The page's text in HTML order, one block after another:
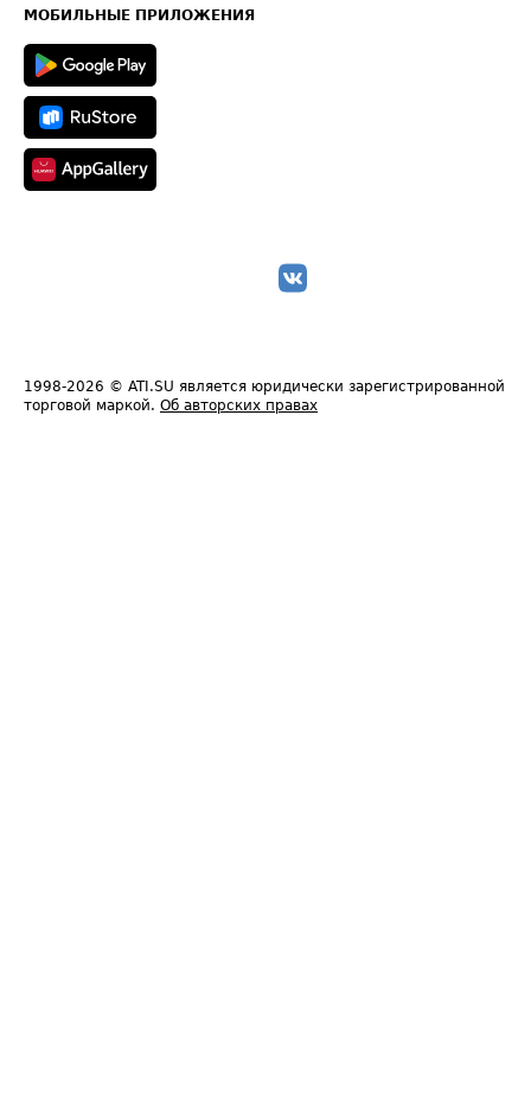
Техническая информация
МОБИЛЬНЫЕ ПРИЛОЖЕНИЯ
1998-2026 © ATI.SU является юридически зарегистрированной
торговой маркой. Об авторских правах